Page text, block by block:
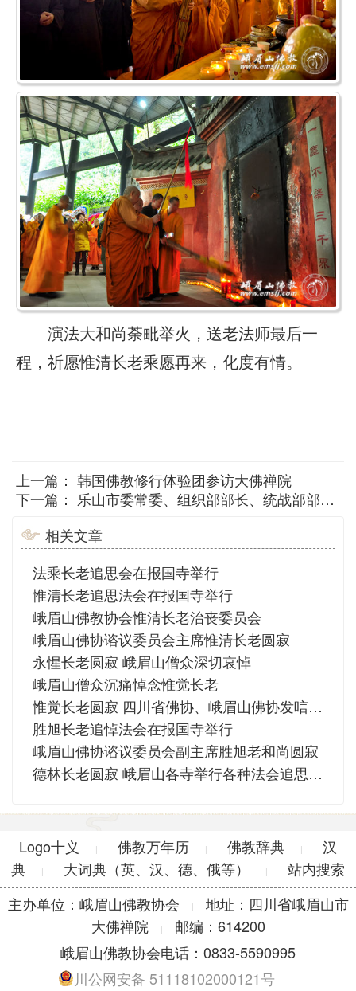
演法大和尚荼毗举火，送老法师最后一
程，祈愿惟清长老乘愿再来，化度有情。
上一篇： 韩国佛教修行体验团参访大佛禅院
下一篇： 乐山市委常委、组织部部长、统战部部长熊伟一行赴峨眉山考察调研
相关文章
法乘长老追思会在报国寺举行
惟清长老追思法会在报国寺举行
峨眉山佛教协会惟清长老治丧委员会
峨眉山佛协谘议委员会主席惟清长老圆寂
永惺长老圆寂 峨眉山僧众深切哀悼
峨眉山僧众沉痛悼念惟觉长老
惟觉长老圆寂 四川省佛协、峨眉山佛协发唁电致哀
胜旭长老追悼法会在报国寺举行
峨眉山佛协谘议委员会副主席胜旭老和尚圆寂
德林长老圆寂 峨眉山各寺举行各种法会追思缅怀长老功德
Logo十义 | 佛教万年历 | 佛教辞典 |
汉
典
| 大词典（英、汉、德、俄等） |
站内搜索
主办单位：峨眉山佛教协会
|
地址：四川省峨眉山市
大佛禅院
|
邮编：614200
峨眉山佛教协会电话：0833-5590995
川公网安备 51118102000121号